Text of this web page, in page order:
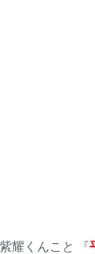
耀くんこと 『